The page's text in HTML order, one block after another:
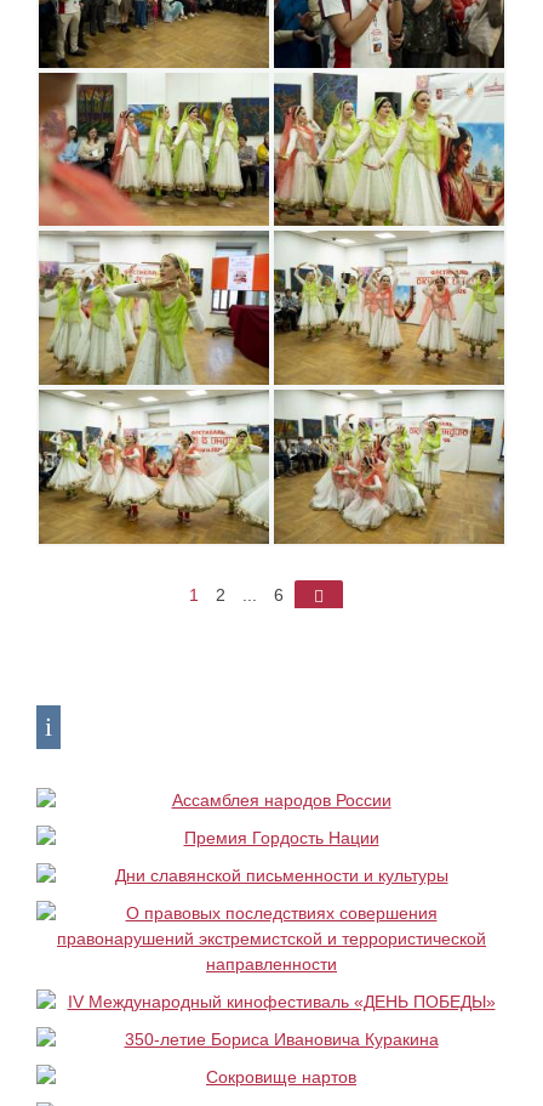
1 2 6 ►